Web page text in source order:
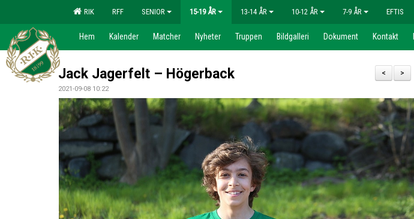
RIK RFF SENIOR 15-19 ÅR 13-14 ÅR 10-12 ÅR 7-9 ÅR EFTIS
Hem Kalender Matcher Nyheter Truppen Bildgalleri Dokument Kontakt
>
<
Jack Jagerfelt – Högerback
2021-09-08 10:22